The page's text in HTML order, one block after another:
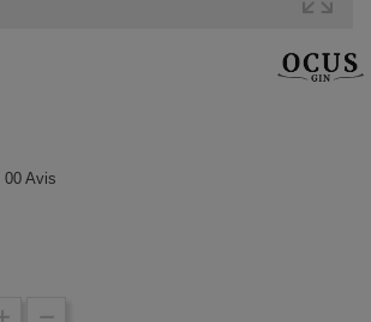
00 Avis